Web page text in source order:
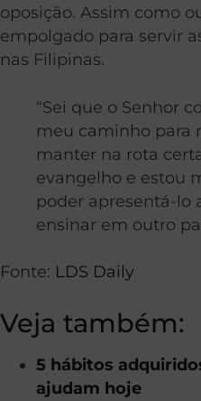
oposição. Assim como
empolgado para servir
nas Filipinas.
“Sei que o Senhor
meu caminho para
manter na rota
evangelho e estou
poder apresentá-lo
ensinar em outro
Fonte: LDS Daily
Veja também:
5 hábitos
ajudam hoje